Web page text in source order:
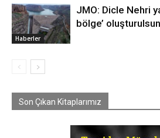
Haberler
JMO: Dicle Nehri
bölge’ oluşturulsun
Son Çıkan Kitaplarımız